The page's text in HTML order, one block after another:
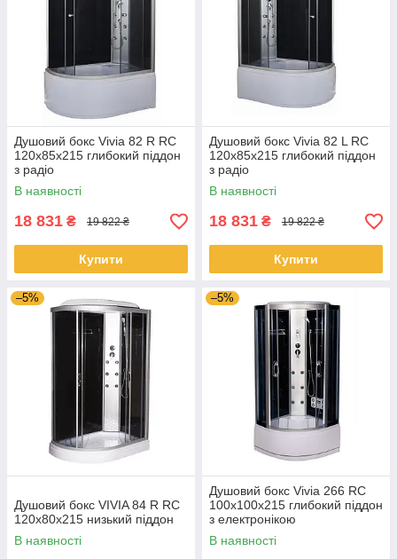
Душовий бокс Vivia 82 R RC
120х85х215 глибокий піддон
з радіо
В наявності
18 831 ₴ 19 822 ₴
Купити
Душовий бокс Vivia 82 L RC
120х85х215 глибокий піддон
з радіо
В наявності
18 831 ₴ 19 822 ₴
Купити
–5%
Душовий бокс VIVIA 84 R RC
120x80x215 низький піддон
В наявності
–5%
Душовий бокс Vivia 266 RC
100х100х215 глибокий піддон
з електронікою
(радіо,світло,витяжка)
В наявності